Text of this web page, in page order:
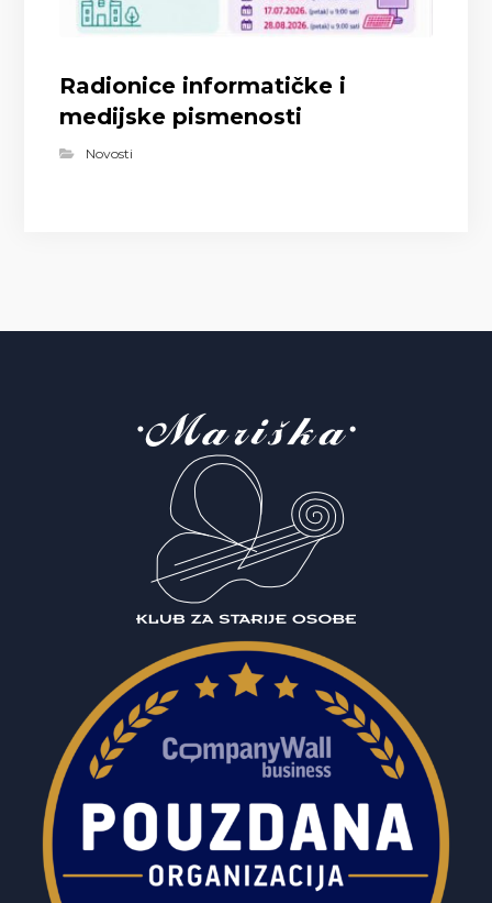
Radionice informatičke i
medijske pismenosti
Novosti